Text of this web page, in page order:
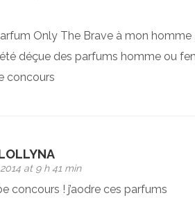
Only The Brave à mon homme
été déçue des parfums homme ou
concours
at 9 h 41 min
concours ! j’aodre ces parfums